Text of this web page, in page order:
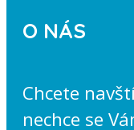
O NÁS
Chcete
nechce se